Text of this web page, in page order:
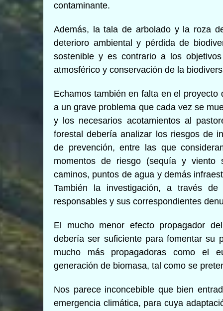
contaminante.
Además, la tala de arbolado y la roza
deterioro ambiental y pérdida de
sostenible y es contrario a los
atmosférico y conservación de la
Echamos también en falta en el
a un grave problema que cada vez se
y los necesarios acotamientos al
forestal debería analizar los riesgos de
de prevención, entre las que
momentos de riesgo (sequía y viento
caminos, puntos de agua y demás
También la investigación, a través
responsables y sus correspondientes
El mucho menor efecto propagador
debería ser suficiente para fomentar su
mucho más propagadoras como el
generación de biomasa, tal como se
Nos parece inconcebible que bien
emergencia climática, para cuya